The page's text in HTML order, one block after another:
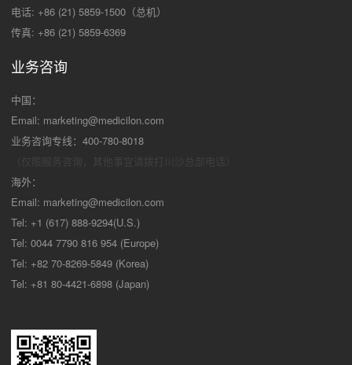
电话: +86 (21) 5859-1500（总机）
传真: +86 (21) 5859-6369
业务咨询
中国：
Email: marketing@medicilon.com
业务咨询专线：400-780-8018
海外：
Email: marketing@medicilon.com
Tel: +1 (617) 888-9294(U.S.)
Tel: 0044 7790 816 954 (Europe)
Tel: +82 70-8269-5849 (Korea)
Tel: +81 80-4421-6898 (Japan)